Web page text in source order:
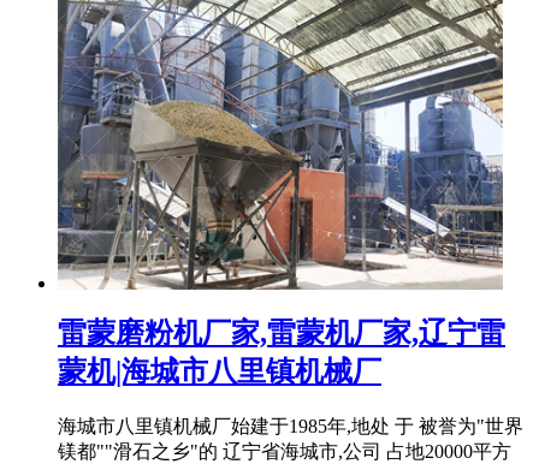
雷蒙磨粉机厂家,雷蒙机厂家,辽宁雷
蒙机|海城市八里镇机械厂
海城市八里镇机械厂始建于1985年,地处 于 被誉为"世界
镁都""滑石之乡"的 辽宁省海城市,公司 占地20000平方